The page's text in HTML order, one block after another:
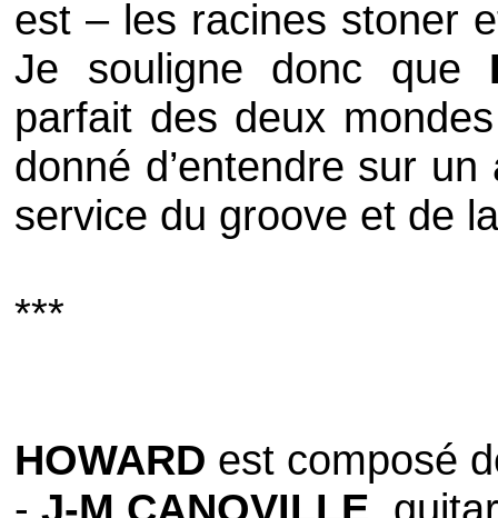
est – les racines stoner
Je souligne donc que
parfait des deux
donné d’entendre sur
service du groove et de
***
HOWARD est composé